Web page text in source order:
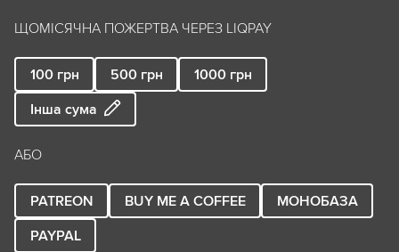
ЩОМІСЯЧНА ПОЖЕРТВА ЧЕРЕЗ LIQPAY
100 грн 500 грн 1000 грн
Інша сума
АБО
PATREON BUY ME A COFFEE
МОНОБАЗА
PAYPAL